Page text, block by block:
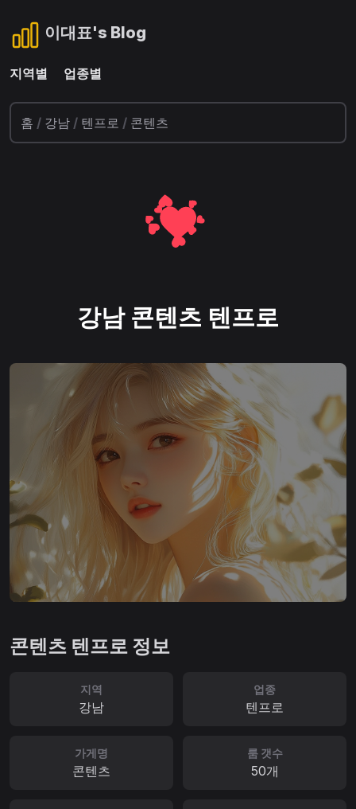
이대표's Blog
지역별 업종별
홈 / 강남 / 텐프로 / 콘텐츠
강남 콘텐츠 텐프로
콘텐츠 텐프로 정보
지역
강남
업종
텐프로
가게명
콘텐츠
룸 갯수
50개